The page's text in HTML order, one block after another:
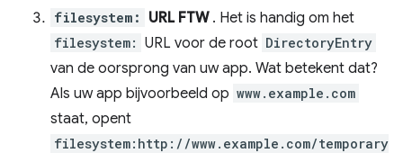
filesystem: URL FTW. Het is handig om het
filesystem: URL voor de root DirectoryEntry
van de oorsprong van uw app. Wat betekent dat?
Als uw app bijvoorbeeld op www.example.com
staat, opent
filesystem:http://www.example.com/temporary